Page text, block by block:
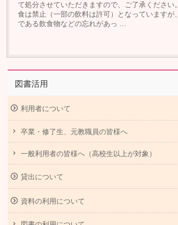
て処分させていただきますので、ご了承ください
食は禁止（一部の飲料は許可）となっていますが
である飲食物などの忘れがあっ …
図書活用
利用者について
卒業・修了生、元教職員の皆様へ
一般利用者の皆様へ（高校生以上が対象）
貸出について
資料の利用について